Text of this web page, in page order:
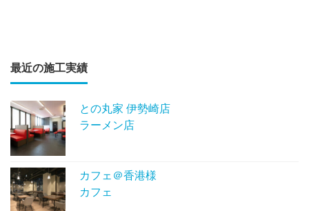
最近の施工実績
との丸家 伊勢崎店
ラーメン店
カフェ＠香港様
カフェ